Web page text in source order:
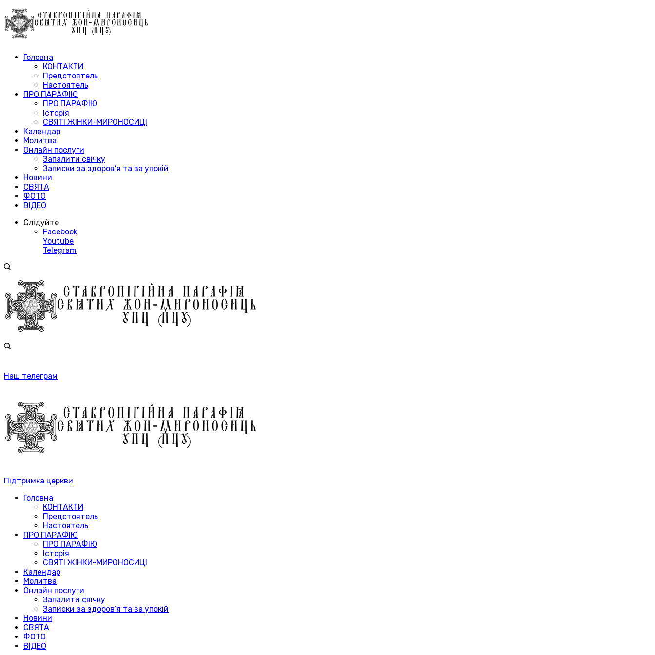
Головна
КОНТАКТИ
Предстоятель
Настоятель
ПРО ПАРАФІЮ
ПРО ПАРАФІЮ
Історія
СВЯТІ ЖІНКИ-МИРОНОСИЦІ
Календар
Молитва
Онлайн послуги
Запалити свічку
Записки за здоров’я та за упокій
Новини
СВЯТА
ФОТО
ВІДЕО
Слідуйте
Facebook
Youtube
Telegram
Наш телеграм
Підтримка церкви
Головна
КОНТАКТИ
Предстоятель
Настоятель
ПРО ПАРАФІЮ
ПРО ПАРАФІЮ
Історія
СВЯТІ ЖІНКИ-МИРОНОСИЦІ
Календар
Молитва
Онлайн послуги
Запалити свічку
Записки за здоров’я та за упокій
Новини
СВЯТА
ФОТО
ВІДЕО